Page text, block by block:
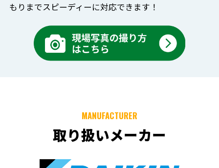
もりまでスピーディーに対応できます！
MANUFACTURER
取り扱いメーカー